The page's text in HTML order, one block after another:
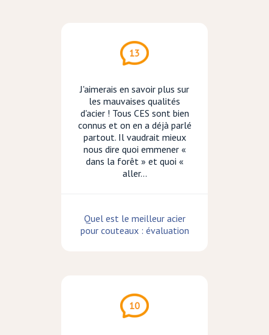
13
J'aimerais en savoir plus sur
les mauvaises qualités
d'acier ! Tous CES sont bien
connus et on en a déjà parlé
partout. Il vaudrait mieux
nous dire quoi emmener «
dans la forêt » et quoi «
aller...
Quel est le meilleur acier
pour couteaux : évaluation
10